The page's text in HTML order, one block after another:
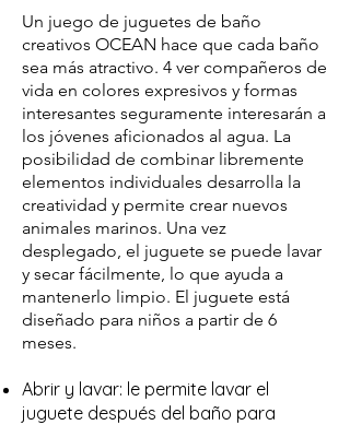
Un juego de juguetes de baño
creativos OCEAN hace que cada baño
sea más atractivo. 4 ver compañeros de
vida en colores expresivos y formas
interesantes seguramente interesarán a
los jóvenes aficionados al agua. La
posibilidad de combinar libremente
elementos individuales desarrolla la
creatividad y permite crear nuevos
animales marinos. Una vez
desplegado, el juguete se puede lavar
y secar fácilmente, lo que ayuda a
mantenerlo limpio. El juguete está
diseñado para niños a partir de 6
meses.
Abrir y lavar: le permite lavar el
juguete después del baño para